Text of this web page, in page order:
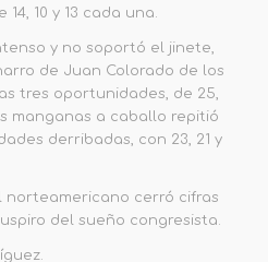
10 y 13 cada una.
y no soportó el jinete,
de Juan Colorado de los
tres oportunidades, de 25,
manganas a caballo repitió
derribadas, con 23, 21 y
norteamericano cerró cifras
del sueño congresista.